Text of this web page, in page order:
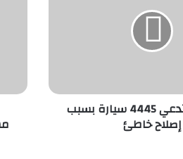
"فورد" تستدعي 4445 سيارة بسبب
إصلاح خاطئ
"